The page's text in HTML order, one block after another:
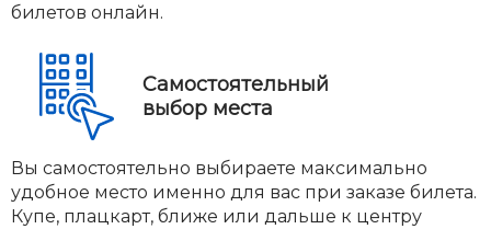
билетов онлайн.
Самостоятельный
выбор места
Вы самостоятельно выбираете максимально
удобное место именно для вас при заказе билета.
Купе, плацкарт, ближе или дальше к центру